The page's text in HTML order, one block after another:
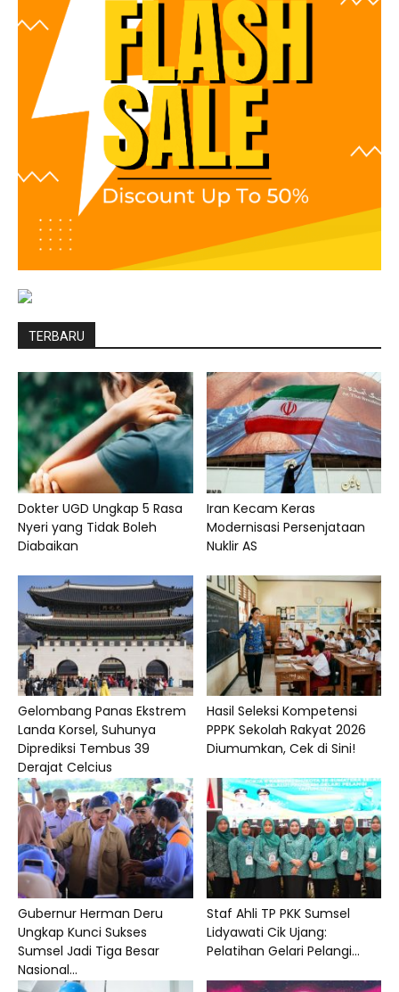
TERBARU
Dokter UGD Ungkap 5 Rasa
Nyeri yang Tidak Boleh
Diabaikan
Iran Kecam Keras
Modernisasi Persenjataan
Nuklir AS
Gelombang Panas Ekstrem
Landa Korsel, Suhunya
Diprediksi Tembus 39
Derajat Celcius
Hasil Seleksi Kompetensi
PPPK Sekolah Rakyat 2026
Diumumkan, Cek di Sini!
Gubernur Herman Deru
Ungkap Kunci Sukses
Sumsel Jadi Tiga Besar
Nasional...
Staf Ahli TP PKK Sumsel
Lidyawati Cik Ujang:
Pelatihan Gelari Pelangi...